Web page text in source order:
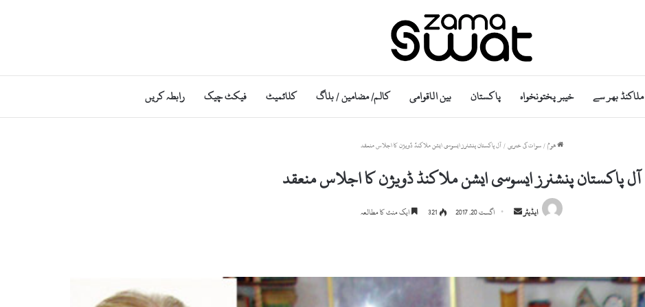
ملاکنڈ بھر سے خیبر پختونخواہ پاکستان بین الاقوامی کالم/ مضامین / بلاگ کلائمیٹ فیکٹ چیک رابطہ کریں
ھوم / سوات کی خبریں / آل پاکستان پنشنرز ایسوسی ایشن ملاکنڈ ڈویژن کا اجلاس منعقد
آل پاکستان پنشنرز ایسوسی ایشن ملاکنڈ ڈویژن کا اجلاس منعقد
ایڈیٹر
a
n
اگست 20, 2017 321 ایک منٹ کا مطالعہ